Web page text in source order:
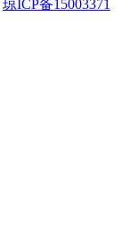
琼ICP备15003371